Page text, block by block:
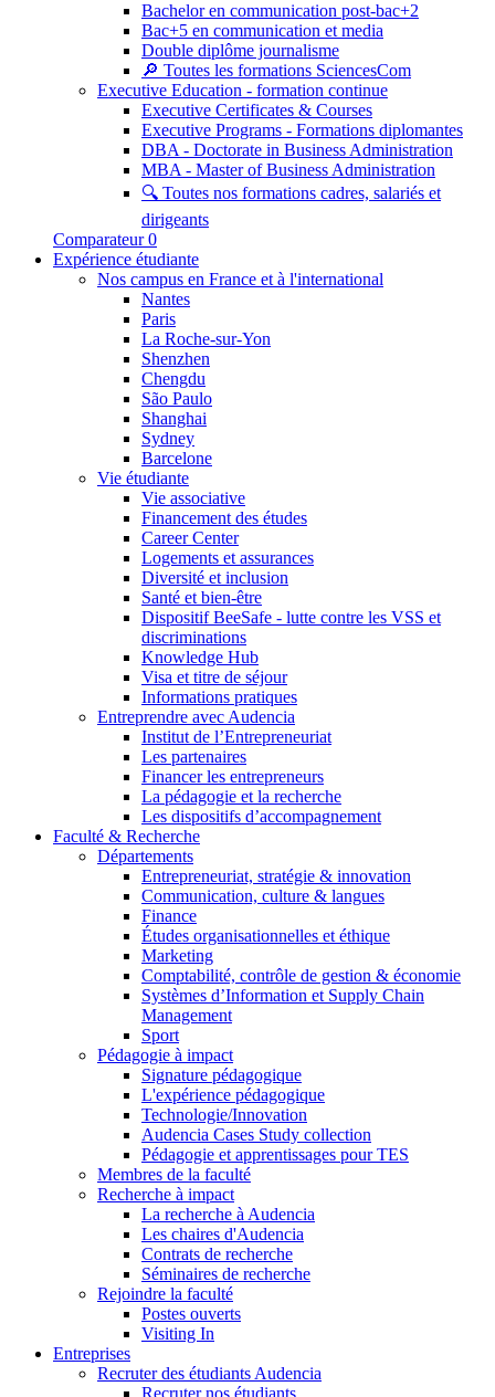
Bachelor en communication post-bac+2
Bac+5 en communication et media
Double diplôme journalisme
🔎 Toutes les formations SciencesCom
Executive Education - formation continue
Executive Certificates & Courses
Executive Programs - Formations diplomantes
DBA - Doctorate in Business Administration
MBA - Master of Business Administration
🔍 Toutes nos formations cadres, salariés et
dirigeants
Comparateur 0
Expérience étudiante
Nos campus en France et à l'international
Nantes
Paris
La Roche-sur-Yon
Shenzhen
Chengdu
São Paulo
Shanghai
Sydney
Barcelone
Vie étudiante
Vie associative
Financement des études
Career Center
Logements et assurances
Diversité et inclusion
Santé et bien-être
Dispositif BeeSafe - lutte contre les VSS et
discriminations
Knowledge Hub
Visa et titre de séjour
Informations pratiques
Entreprendre avec Audencia
Institut de l’Entrepreneuriat
Les partenaires
Financer les entrepreneurs
La pédagogie et la recherche
Les dispositifs d’accompagnement
Faculté & Recherche
Départements
Entrepreneuriat, stratégie & innovation
Communication, culture & langues
Finance
Études organisationnelles et éthique
Marketing
Comptabilité, contrôle de gestion & économie
Systèmes d’Information et Supply Chain
Management
Sport
Pédagogie à impact
Signature pédagogique
L'expérience pédagogique
Technologie/Innovation
Audencia Cases Study collection
Pédagogie et apprentissages pour TES
Membres de la faculté
Recherche à impact
La recherche à Audencia
Les chaires d'Audencia
Contrats de recherche
Séminaires de recherche
Rejoindre la faculté
Postes ouverts
Visiting In
Entreprises
Recruter des étudiants Audencia
Recruter nos étudiants